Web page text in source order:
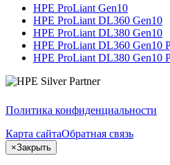
HPE ProLiant Gen10
HPE ProLiant DL360 Gen10
HPE ProLiant DL380 Gen10
HPE ProLiant DL360 Gen10
HPE ProLiant DL380 Gen10
Политика конфиденциальности
Карта сайтаОбратная связь
×Закрыть